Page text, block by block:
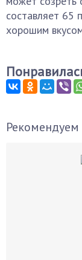
составляет 65
хорошим
Рекомендуем